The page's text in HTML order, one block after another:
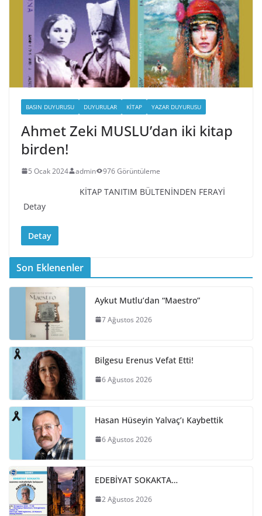
BASIN DUYURUSU DUYURULAR KITAP YAZAR DUYURUSU
Ahmet Zeki MUSLU’dan iki kitap
birden!
5 Ocak 2024 admin 976 Görüntüleme
KİTAP TANITIM BÜLTENİNDEN FERAYİ
Detay
Detay
Son Eklenenler
Aykut Mutlu’dan “Maestro”
7 Ağustos 2026
Bilgesu Erenus Vefat Etti!
6 Ağustos 2026
Hasan Hüseyin Yalvaç’ı Kaybettik
6 Ağustos 2026
EDEBİYAT SOKAKTA…
2 Ağustos 2026